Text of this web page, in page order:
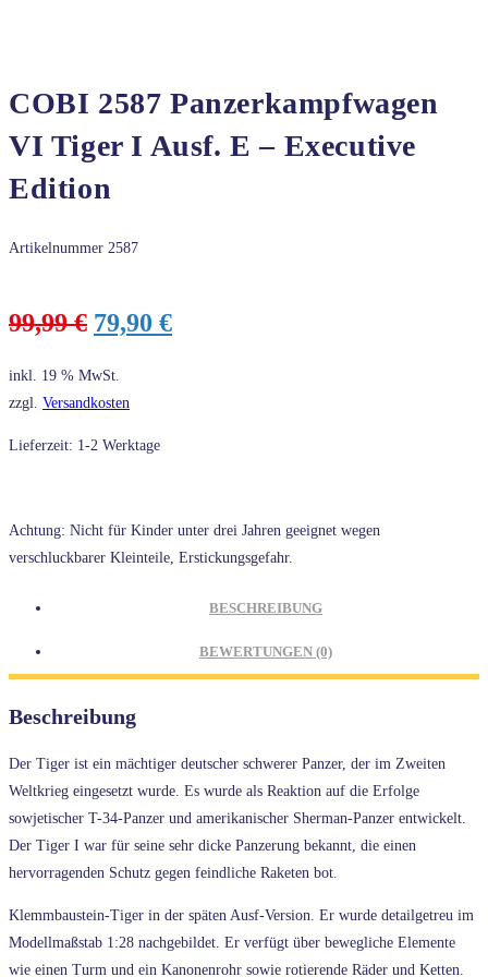
COBI 2587 Panzerkampfwagen
VI Tiger I Ausf. E – Executive
Edition
Artikelnummer 2587
99,99€ Ursprünglicher
war:
99,99 €
79,90 €Aktueller
inkl. 19 % MwSt.
zzgl. Versandkosten
Lieferzeit: 1-2 Werktage
Achtung: Nicht für Kinder unter drei Jahren geeignet wegen
verschluckbarer Kleinteile, Erstickungsgefahr.
BESCHREIBUNG
BEWERTUNGEN (0)
Beschreibung
Der Tiger ist ein mächtiger deutscher schwerer Panzer, der im Zweiten
Weltkrieg eingesetzt wurde. Es wurde als Reaktion auf die Erfolge
sowjetischer T-34-Panzer und amerikanischer Sherman-Panzer entwickelt.
Der Tiger I war für seine sehr dicke Panzerung bekannt, die einen
hervorragenden Schutz gegen feindliche Raketen bot.
Klemmbaustein-Tiger in der späten Ausf-Version. Er wurde detailgetreu im
Modellmaßstab 1:28 nachgebildet. Er verfügt über bewegliche Elemente
wie einen Turm und ein Kanonenrohr sowie rotierende Räder und Ketten.